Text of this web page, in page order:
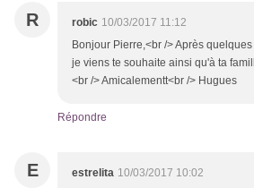
R robic 10/03/2017 11:12
Bonjour Pierre,<br /> Après
je viens te souhaite ainsi qu'à ta
<br /> Amicalementt<br /> Hugues
Répondre
E estrelita 10/03/2017 10:02